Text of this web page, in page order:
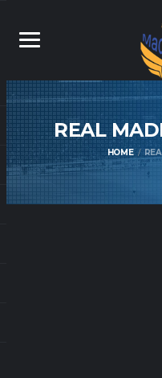
REAL
HOME